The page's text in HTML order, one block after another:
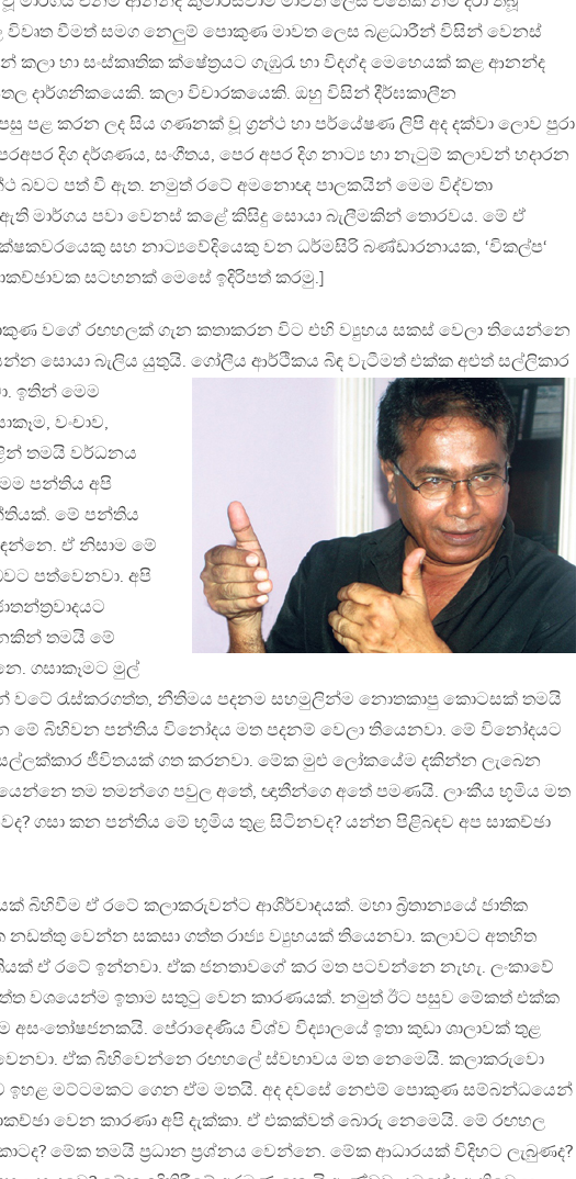
විවෘත වීමත් සමග නෙලුම් පොකුණ මාවත ලෙස බළධාරීන් විසින් වෙනස්
කලා හා සංස්කෘතික ක්ෂේත්‍රයට ගැඹුරැ හා විදග්ද මෙහෙයක් කළ ආනන්ද
දාර්ශනිකයෙකි. කලා විචාරකයෙකි. ඔහු විසින් දීර්ඝකාලීන
පළ කරන ලද සිය ගණනක් වූ ග්‍රන්ථ හා පර්යේෂණ ලිපි අද දක්වා ලොව පුරා
දිග දර්ශණය, සංගීතය, පෙර අපර දිග නාට්‍ය හා නැටුම් කලාවන් හදාරන
බවට පත් වී ඇත. නමුත් රටේ අමනොඥ පාලකයින් මෙම විද්වතා
මාර්ගය පවා වෙනස් කළේ කිසිදු සොයා බැලීමකින් තොරවය. මේ ඒ
සහ නාට්‍යවේදියෙකු වන ධර්මසිරි බණ්ඩාරනායක, ‘විකල්ප‘
සටහනක් මෙසේ ඉදිරිපත් කරමු.]
වගේ රඟහලක් ගැන කතාකරන විට එහි ව්‍යුහය සකස් වෙලා තියෙන්නෙ
සොයා බැලිය යුතුයි. ගෝලීය ආර්ථිකය බිඳ වැටීමත් එක්ක අළුත් සල්ලිකාර
ඉතින් මෙම
වංචාව,
තමයි වර්ධනය
පන්තිය අපි
මේ පන්තිය
ඒ නිසාම මේ
පත්වෙනවා. අපි
තමයි මේ
ගසාකෑමට මුල්
වටේ රැස්කරගත්ත, නීතිමය පදනම සහමුලින්ම නොතකාපු කොටසක් තමයි
බිහිවන පන්තිය විනෝදය මත පදනම් වෙලා තියෙනවා. මේ විනෝදයට
ජීවිතයක් ගත කරනවා. මේක මුළු ලෝකයේම දකින්න ලැබෙන
තම තමන්ගෙ පවුල අතේ, ඥාතීන්ගෙ අතේ පමණයි. ලාංකීය භූමිය මත
ගසා කන පන්තිය මේ භූමිය තුළ සිටිනවද? යන්න පිළිබඳව අප සාකච්ඡා
බිහිවීම ඒ රටේ කලාකරුවන්ට ආශිර්වාදයක්. මහා බ්‍රිතාන්‍යයේ ජාතික
වෙන්න සකසා ගත්ත රාජ්‍ය ව්‍යුහයක් තියෙනවා. කලාවට අතහිත
ඒ රටේ ඉන්නවා. ඒක ජනතාවගේ කර මත පටවන්නෙ නැහැ. ලංකාවේ
වශයෙන්ම ඉතාම සතුටු වෙන කාරණයක්. නමුත් ඊට පසුව මේකත් එක්ක
අසංතෝෂජනකයි. පේරාදෙණිය විශ්ව විද්‍යාලයේ ඉතා කුඩා ශාලාවක් තුළ
ඒක බිහිවෙන්නෙ රඟහලේ ස්වභාවය මත නෙමෙයි. කලාකරුවො
ඉහළ මට්ටමකට ගෙන ඒම මතයි. අද දවසේ නෙළුම් පොකුණ සම්බන්ධයෙන්
වෙන කාරණා අපි දැක්කා. ඒ එකක්වත් බොරු නෙමෙයි. මේ රඟහල
මේක තමයි ප්‍රධාන ප්‍රශ්නය වෙන්නෙ. මේක ආධාරයක් විදිහට ලැබුණද?